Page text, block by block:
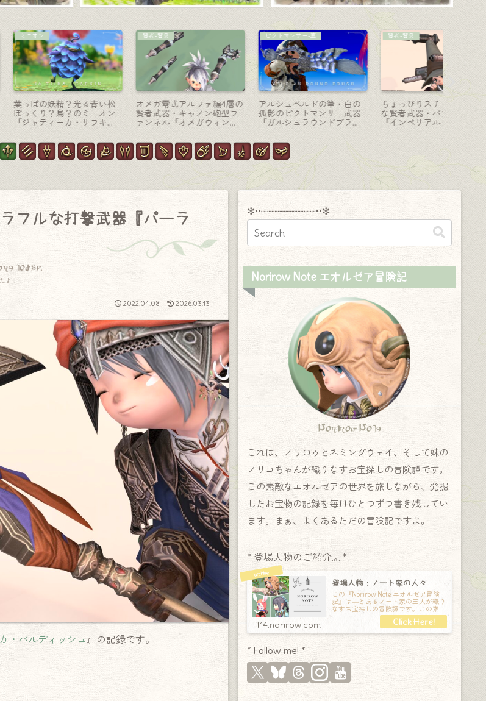
纏った炎鬣の馬
狼GAROコラ
マウント
カマキリの機械兵器！？ロ
ボットマウント『魔導スラ
ッシャー』
学者のエウレカウェポン
（EW）魔道書「全段階」の
見た目まとめ
踊り子-投擲
踊り子のファントムウェポ
ン (PW) 最終形態・光る鳳凰
の扇子『ファントムオカル
タム・ファン』
【写真
フルな打撃武器『パーラ
today.
よ！
2022.04.08 2026.03.13
・バルディッシュ 』の記録です。
✼••┈┈┈┈┈┈┈┈┈••✼
Norirow Note エオルゼア冒険記
Norirow Note
これは、ノリロゥとネミングウェイ、そして妹の
ノリコちゃんが織りなすお宝探しの冒険譚です。
この素敵なエオルゼアの世界を旅しながら、発掘
したお宝物の記録を毎日ひとつずつ書き残してい
ます。まぁ、よくあるただの冒険記ですよ。
* 登場人物のご紹介.｡.:*
登場人物：ノート家の人々
この『Norirow Note エオルゼア冒険
記』は―とあるノート家の三人が織り
なすお宝探しの冒険譚です。この素敵
な Final Fantasy XIV の世界を旅しな
ff14.norirow.com
* Follow me! *